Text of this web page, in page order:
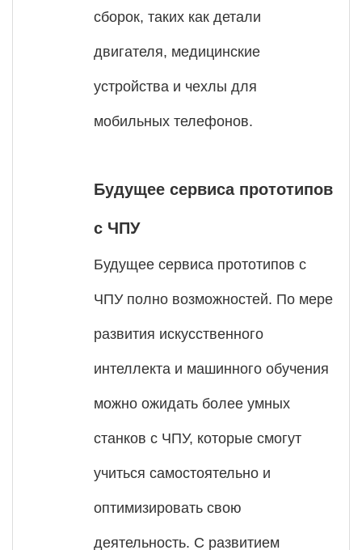
сборок, таких как детали
двигателя, медицинские
устройства и чехлы для
мобильных телефонов.
Будущее сервиса прототипов
с ЧПУ
Будущее сервиса прототипов с
ЧПУ полно возможностей. По мере
развития искусственного
интеллекта и машинного обучения
можно ожидать более умных
станков с ЧПУ, которые смогут
учиться самостоятельно и
оптимизировать свою
деятельность. С развитием